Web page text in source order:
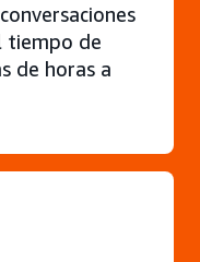
tiempo de
de horas a